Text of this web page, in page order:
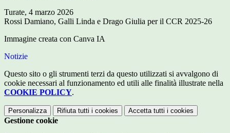
Turate, 4 marzo 2026
Rossi Damiano, Galli Linda e Drago Giulia per il CCR 2025-26
Immagine creata con Canva IA
Notizie
Questo sito o gli strumenti terzi da questo utilizzati si avvalgono di
cookie necessari al funzionamento ed utili alle finalità illustrate nella
COOKIE POLICY.
Personalizza Rifiuta tutti i cookies Accetta tutti i cookies
Gestione cookie